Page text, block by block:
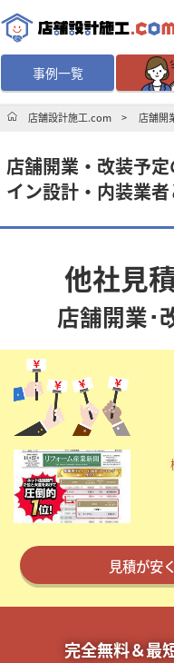
事例一覧
無料相談
デザイン設計・施工業
マッチング案件一覧
店舗設計施工.comとは
内装の費用相場シミュレ
掲載希望のデザイン 設
店舗開業・改装
店舗設計施工.com 店舗開
店舗開業・改装予
イン設計・内装業
他社見
店舗開業･
見積が安
完全無料＆最